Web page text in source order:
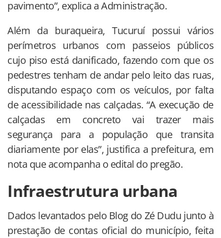
pavimento”, explica a Administração.
Além da buraqueira, Tucuruí possui vários
perímetros urbanos com passeios públicos
cujo piso está danificado, fazendo com que os
pedestres tenham de andar pelo leito das ruas,
disputando espaço com os veículos, por falta
de acessibilidade nas calçadas. “A execução de
calçadas em concreto vai trazer mais
segurança para a população que transita
diariamente por elas”, justifica a prefeitura, em
nota que acompanha o edital do pregão.
Infraestrutura urbana
Dados levantados pelo Blog do Zé Dudu junto à
prestação de contas oficial do município, feita